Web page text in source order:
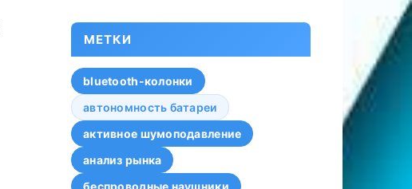
МЕТКИ
bluetooth-колонки
автономность батареи
активное шумоподавление
анализ рынка
беспроводные наушники